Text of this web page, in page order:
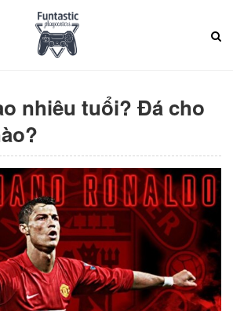
nhiêu tuổi? Đá cho